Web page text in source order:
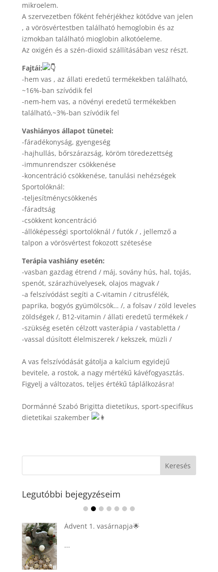
mikroelem.
A szervezetben főként fehérjékhez kötődve van jelen
, a vörösvértestben található hemoglobin és az
izmokban található mioglobin alkotóeleme.
Az oxigén és a szén-dioxid szállításában vesz részt.
Fajtái:
-hem vas , az állati eredetű termékekben található,
~16%-ban szívódik fel
-nem-hem vas, a növényi eredetű termékekben
található,~3%-ban szívódik fel
Vashiányos állapot tünetei:
-fáradékonyság, gyengeség
-hajhullás, bőrszárazság, köröm töredezettség
-immunrendszer csökkenése
-koncentráció csökkenése, tanulási nehézségek
Sportolóknál:
-teljesítménycsökkenés
-fáradtság
-csökkent koncentráció
-állóképességi sportolóknál / futók / , jellemző a
talpon a vörösvértest fokozott szétesése
Terápia vashiány esetén:
-vasban gazdag étrend / máj, sovány hús, hal, tojás,
spenót, szárazhüvelyesek, olajos magvak /
-a felszívódást segíti a C-vitamin / citrusfélék,
paprika, bogyós gyümölcsök… /, a folsav / zöld leveles
zöldségek /, B12-vitamin / állati eredetű termékek /
-szükség esetén célzott vasterápia / vastabletta /
-vassal dúsított élelmiszerek / kekszek, müzli /
A vas felszívódását gátolja a kalcium egyidejű
bevitele, a rostok, a nagy mértékű kávéfogyasztás.
Figyelj a változatos, teljes értékű táplálkozásra!
Dormánné Szabó Brigitta dietetikus, sport-specifikus
dietetikai szakember
Legutóbbi bejegyzéseim
Ádvent 1. vasárnapja🌟
...